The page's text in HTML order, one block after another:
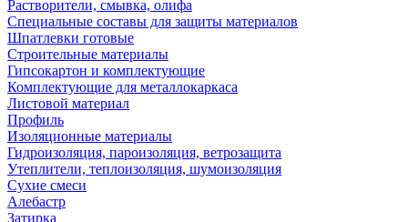
Растворители, смывка, олифа
Специальные составы для защиты материалов
Шпатлевки готовые
Строительные материалы
Гипсокартон и комплектующие
Комплектующие для металлокаркаса
Листовой материал
Профиль
Изоляционные материалы
Гидроизоляция, пароизоляция, ветрозащита
Утеплители, теплоизоляция, шумоизоляция
Сухие смеси
Алебастр
Затирка